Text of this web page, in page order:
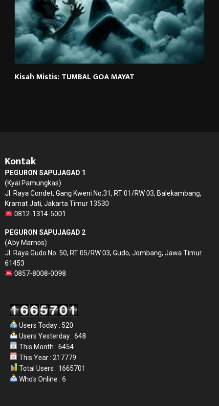
Kisah Mistis: TUMBAL GOA MAYAT
Kontak
PEGURON SAPUJAGAD 1
(Kyai Pamungkas)
Jl. Raya Condet, Gang Kweni No.31, RT 01/RW 03, Balekambang,
Kramat Jati, Jakarta Timur 13530
0812-1314-5001
PEGURON SAPUJAGAD 2
(Aby Marnos)
Jl. Raya Gudo No. 50, RT 05/RW 03, Gudo, Jombang, Jawa Timur
61453
0857-8008-0098
Users Today : 520
Users Yesterday : 648
This Month : 6454
This Year : 217779
Total Users : 1665701
Who's Online : 6